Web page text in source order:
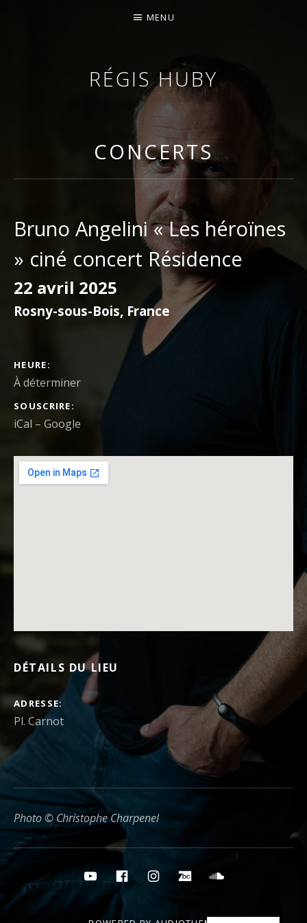
RÉGIS HUBY
VIOLONISTE – IMPROVISATEUR – COMPOSITEUR
MENU
CONCERTS
Bruno Angelini « Les héroïnes
» ciné concert Résidence
22 avril 2025
Rosny-sous-Bois, France
DÉTAILS DU CONCERT
HEURE
À déterminer
SOUSCRIRE
iCal Google
DÉTAILS DU LIEU
ADRESSE
Photo © Christophe Charpenel
Boutons des médias sociaux
YouTubeFacebookInstagramBandcamp
Soundcloud